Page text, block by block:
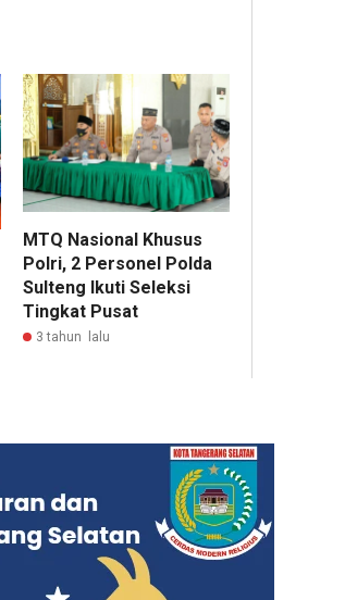
MTQ Nasional Khusus
Polri, 2 Personel Polda
Sulteng Ikuti Seleksi
Tingkat Pusat
3 tahun lalu